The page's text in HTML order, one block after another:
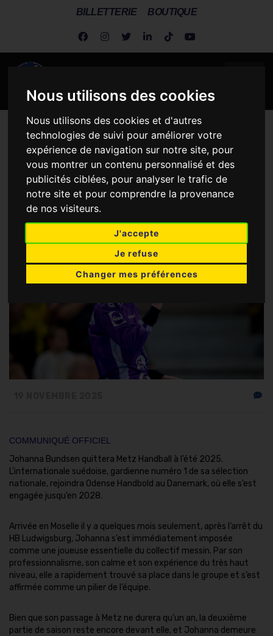
Nous utilisons des cookies
Nous utilisons des cookies et d'autres
technologies de suivi pour améliorer votre
expérience de navigation sur notre site, pour
vous montrer un contenu personnalisé et des
publicités ciblées, pour analyser le trafic de
notre site et pour comprendre la provenance
de nos visiteurs.
J'accepte
Je refuse
Changer mes préférences
BILLETTERIE BOUTIQUE
Metz Handball > Actus Dragonnes > Dragonnes > Johanna
Bundsen rejoindra Odense la saison prochaine.
JOHANNA BUNDSEN
REJOINDRA ODENSE LA
SAISON PROCHAINE.
COMMUNIQUÉ OFFICIEL
Johanna Bundsen quittera Metz Handball à l’été 2025.
L’internationale suédoise, gardienne numéro 1 de sa sélection
nationale, rejoindra Odense Handbold au Danemark, où elle s’est
engagée jusqu’en 2028.
Arrivée en Moselle il y a quelques mois seulement, après l’arrêt du
HB Ludwigsburg, Johanna s’est immédiatement imposée
comme une joueuse essentielle du collectif messin. Par son
professionnalisme, son calme et son expérience du très haut
niveau, elle a rapidement trouvé sa place dans le groupe et s’est
affirmée comme un pilier de l’équipe.
Bien que son passage à Metz ne durera qu’un an, la deuxième
partie de saison reste encore devant elle, et Johanna demeure